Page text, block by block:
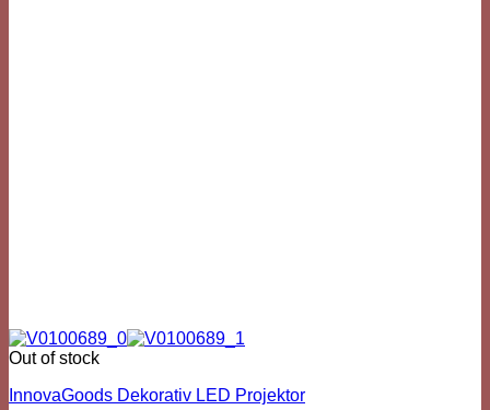
Out of stock
InnovaGoods Dekorativ LED Projektor